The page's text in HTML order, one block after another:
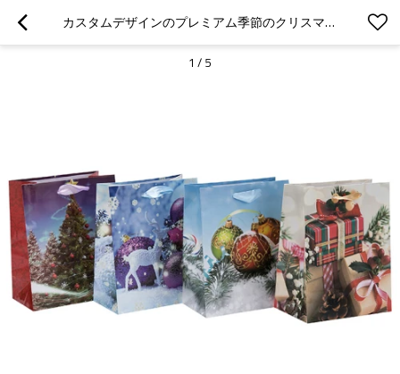
カスタムデザインのプレミアム季節のクリスマスペーパーパックバッグ、4つのデザインとトールパッキングで揃えて
1 / 5